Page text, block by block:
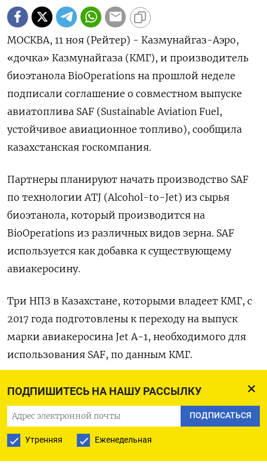
ПОДПИШИТЕСЬ НА НАШУ РАССЫЛКУ
ПОДПИСАТЬСЯ
Утренняя Еженедельная
МОСКВА, 11 ноя (Рейтер) - Казмунайгаз-Аэро,
«дочка» Казмунайгаза (КМГ), и производитель
биоэтанола BioOperations на прошлой неделе
подписали соглашение о совместном выпуске
авиатоплива SAF (Sustainable Aviation Fuel,
устойчивое авиационное топливо), сообщила
казахстанская госкомпания.
Партнеры планируют начать производство SAF
по технологии ATJ (Alcohol-to-Jet) из сырья
биоэтанола, который производится на
BioOperations из различных видов зерна. SAF
используется как добавка к существующему
авиакеросину.
Три НПЗ в Казахстане, которыми владеет КМГ, с
2017 года подготовлены к переходу на выпуск
марки авиакеросина Jet A-1, необходимого для
использования SAF, по данным КМГ.
Производство топлива SAF будет способствовать
выполнению «зеленых» обязательств
Казахстана, отметил КМГ.